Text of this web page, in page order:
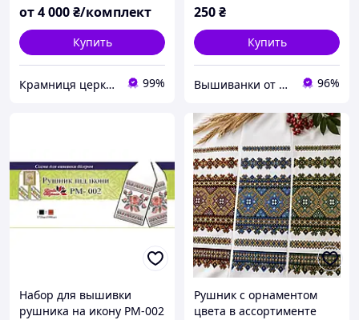
от4 000₴/комплект
Купить
Крамниця церковних виробів «Грааль» 99%
250₴
Купить
Вышиванки от производителя «Волинські візерунки» 96%
Набор для вышивки
рушника на икону РМ-002
Рушник с орнаментом
цвета в ассортименте